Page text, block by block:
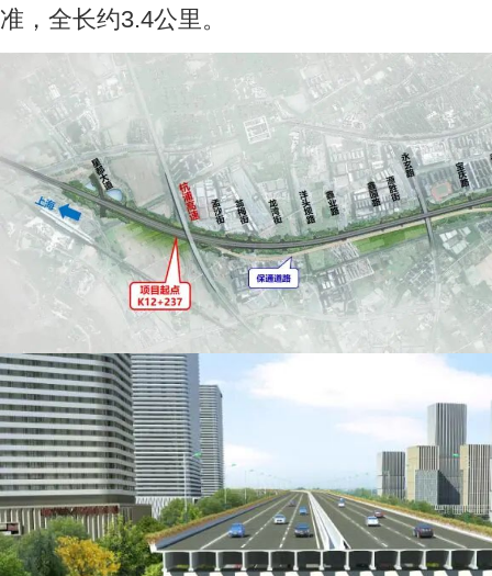
准，全长约3.4公里。